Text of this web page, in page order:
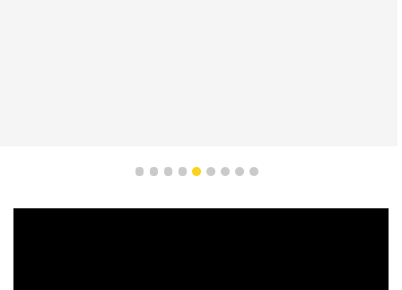
1 2 3 4 5 6 7 8 9